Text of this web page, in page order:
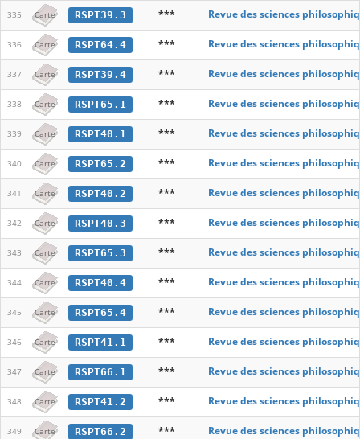
335 Carte RSPT39.3 *** Revue des sciences
336 Carte RSPT64.4 *** Revue des sciences
337 Carte RSPT39.4 *** Revue des sciences
338 Carte RSPT65.1 *** Revue des sciences
339 Carte RSPT40.1 *** Revue des sciences
340 Carte RSPT65.2 *** Revue des sciences
341 Carte RSPT40.2 *** Revue des sciences
342 Carte RSPT40.3 *** Revue des sciences
343 Carte RSPT65.3 *** Revue des sciences
344 Carte RSPT40.4 *** Revue des sciences
345 Carte RSPT65.4 *** Revue des sciences
346 Carte RSPT41.1 *** Revue des sciences
347 Carte RSPT66.1 *** Revue des sciences
348 Carte RSPT41.2 *** Revue des sciences
349 Carte RSPT66.2 *** Revue des sciences